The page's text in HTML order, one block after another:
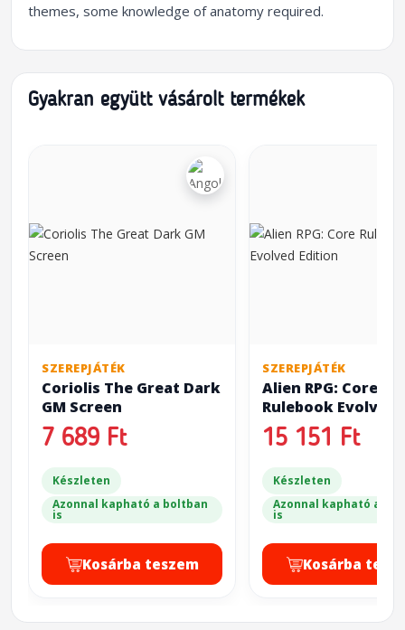
themes, some knowledge of anatomy required.
Gyakran együtt vásárolt termékek
SZEREPJÁTÉK
Coriolis The Great Dark
GM Screen
7 689 Ft
Készleten
Azonnal kapható a boltban
is
Kosárba teszem
SZEREPJÁTÉK
Alien RPG: Core
Rulebook Evolved
Edition
15 151 Ft
Készleten
Azonnal kapható a
is
Kosárba